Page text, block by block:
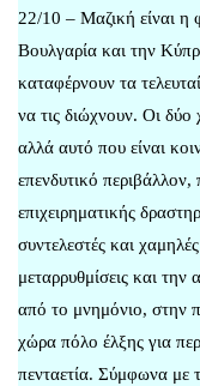
22/10 – Μαζική είναι η
Βουλγαρία και την
καταφέρνουν τα
να τις διώχνουν. Οι δύο
αλλά αυτό που είναι
επενδυτικό
επιχειρηματικής
συντελεστές και
μεταρρυθμίσεις και την
από το μνημόνιο, στην
χώρα πόλο έλξης για
πενταετία. Σύμφωνα με